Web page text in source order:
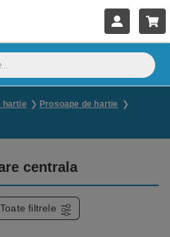
hartie Prosoape de hartie
centrala
Toate filtrele